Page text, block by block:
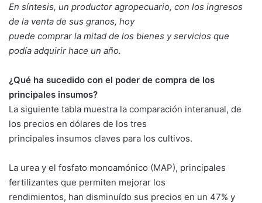
En síntesis, un productor agropecuario, con los ingresos
de la venta de sus granos, hoy
puede comprar la mitad de los bienes y servicios que
podía adquirir hace un año.
¿Qué ha sucedido con el poder de compra de los
principales insumos?
La siguiente tabla muestra la comparación interanual, de
los precios en dólares de los tres
principales insumos claves para los cultivos.
La urea y el fosfato monoamónico (MAP), principales
fertilizantes que permiten mejorar los
rendimientos, han disminuído sus precios en un 47% y